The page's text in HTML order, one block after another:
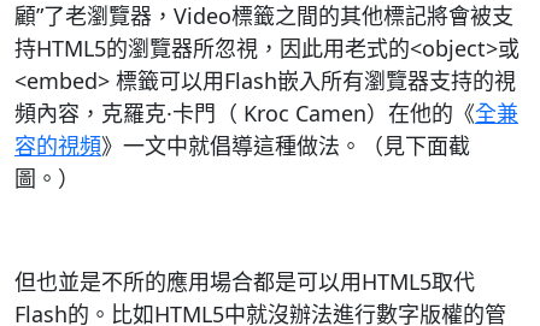
顧”了老瀏覽器，Video標籤之間的其他標記將會被支
持HTML5的瀏覽器所忽視，因此用老式的<object>或
<embed> 標籤可以用Flash嵌入所有瀏覽器支持的視
頻內容，克羅克·卡門（ Kroc Camen）在他的《全兼
容的視頻》一文中就倡導這種做法。（見下面截
圖。）
但也並是不所的應用場合都是可以用HTML5取代
Flash的。比如HTML5中就沒辦法進行數字版權的管